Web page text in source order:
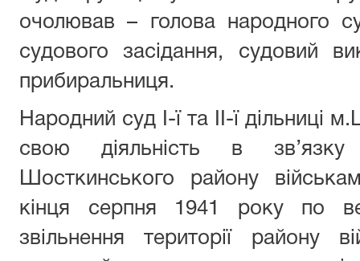
очолював – голова народного
судового засідання, судовий
прибиральниця.
Народний суд І-ї та ІІ-ї
свою діяльність в зв’язку
Шосткинського району
кінця серпня 1941 року по
звільнення території району